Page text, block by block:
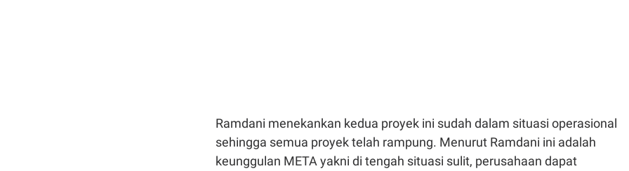
Ramdani menekankan kedua proyek ini sudah dalam situasi operasional
sehingga semua proyek telah rampung. Menurut Ramdani ini adalah
keunggulan META yakni di tengah situasi sulit, perusahaan dapat